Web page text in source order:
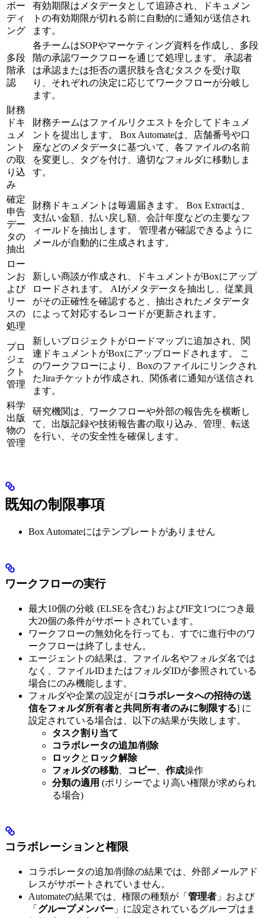
ボー
ディ
ング
有効期限はメタデータとして追跡され、ドキュメン
トの有効期限が切れる前に自動的に通知が送信され
ます。
多段
階承
認
各チームはSOPやマーケティング資料を作成し、多段
階の承認ワークフローを通じて処理します。 承認者
は承認または拒否の選択肢を含むタスクを受け取
り、それぞれの決定に応じてワークフローが分岐し
ます。
財務
ドキ
ュメ
ント
の取
り込
み
財務チームはファイルリクエストを介してドキュメ
ントを提出します。 Box Automateは、店舗番号や口
座などのメタデータに基づいて、各ファイルの名前
を変更し、タグを付け、適切なフォルダに移動しま
す。
確定
申告
デー
タの
抽出
財務ドキュメントは毎週届きます。 Box Extractは、
支払い金額、払い戻し額、会計年度などの主要なフ
ィールドを抽出します。 管理者が確認できるように
メールが自動的に生成されます。
ロー
ンお
よび
リー
スの
処理
新しい商談が作成され、ドキュメントがBoxにアップ
ロードされます。 AIがメタデータを抽出し、従業員
がその正確性を確認すると、抽出されたメタデータ
によって対応するレコードが更新されます。
プロ
ジェ
クト
管理
新しいプロジェクトがロードマップに追加され、関
連ドキュメントがBoxにアップロードされます。 こ
のワークフローにより、Boxのファイルにリンクされ
たJiraチケットが作成され、関係者に通知が送信され
ます。
科学
出版
物の
管理
研究機関は、ワークフローや外部の報告先を横断し
て、出版記録や技術報告書の取り込み、管理、転送
を行い、その安全性を確保します。
既知の制限事項
Box Automateにはテンプレートがありません
ワークフローの実行
最大10個の分岐 (ELSEを含む) およびIF文1つにつき最
大20個の条件がサポートされています。
ワークフローの無効化を行っても、すでに進行中のワ
ークフローは終了しません。
エージェントの結果は、ファイル名やフォルダ名では
なく、ファイルIDまたはフォルダIDが参照されている
場合にのみ機能します。
フォルダや企業の設定が [コラボレータへの招待の送
信をフォルダ所有者と共同所有者のみに制限する] に
設定されている場合は、以下の結果が失敗します。
タスク割り当て
コラボレータの追加/削除
ロック と ロック解除
フォルダの移動
コピー 作成操作
分類の適用 (ポリシーでより高い権限が求められ
る場合)
コラボレーションと権限
コラボレータの追加/削除の結果では、外部メールアド
レスがサポートされていません。
Automateの結果では、権限の種類が「 管理者 」および
「 グループメンバー 」に設定されているグループはま